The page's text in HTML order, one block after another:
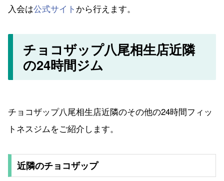
入会は公式サイト から行えます。
チョコザップ八尾相生店近隣
の24時間ジム
チョコザップ八尾相生店近隣のその他の24時間フィッ
トネスジムをご紹介します。
近隣のチョコザップ